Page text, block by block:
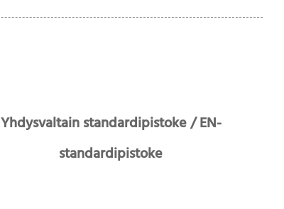
Yhdysvaltain standardipistoke / EN-
standardipistoke